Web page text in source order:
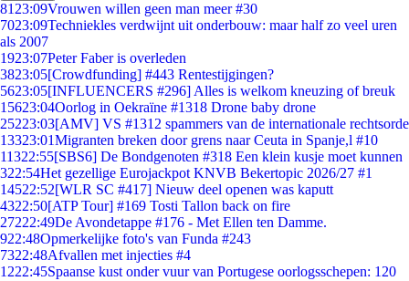
81 23:09Vrouwen willen geen man meer #30
7023:09Techniekles verdwijnt uit onderbouw: maar half zo veel uren
als 2007
1923:07Peter Faber is overleden
3823:05[Crowdfunding] #443 Rentestijgingen?
5623:05[INFLUENCERS #296] Alles is welkom kneuzing of breuk
15623:04Oorlog in Oekraïne #1318 Drone baby drone
25223:03[AMV] VS #1312 spammers van de internationale rechtsorde
13323:01Migranten breken door grens naar Ceuta in Spanje,l #10
11322:55[SBS6] De Bondgenoten #318 Een klein kusje moet kunnen
322:54Het gezellige Eurojackpot KNVB Bekertopic 2026/27 #1
14522:52[WLR SC #417] Nieuw deel openen was kaputt
4322:50[ATP Tour] #169 Tosti Tallon back on fire
27222:49De Avondetappe #176 - Met Ellen ten Damme.
922:48Opmerkelijke foto's van Funda #243
7322:48Afvallen met injecties #4
1222:45Spaanse kust onder vuur van Portugese oorlogsschepen: 120